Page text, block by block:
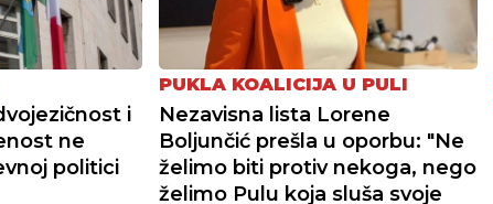
i
ne
politici
PUKLA KOALICIJA U PULI
Nezavisna lista Lorene
Boljunčić prešla u oporbu: "Ne
želimo biti protiv nekoga, nego
želimo Pulu koja sluša svoje